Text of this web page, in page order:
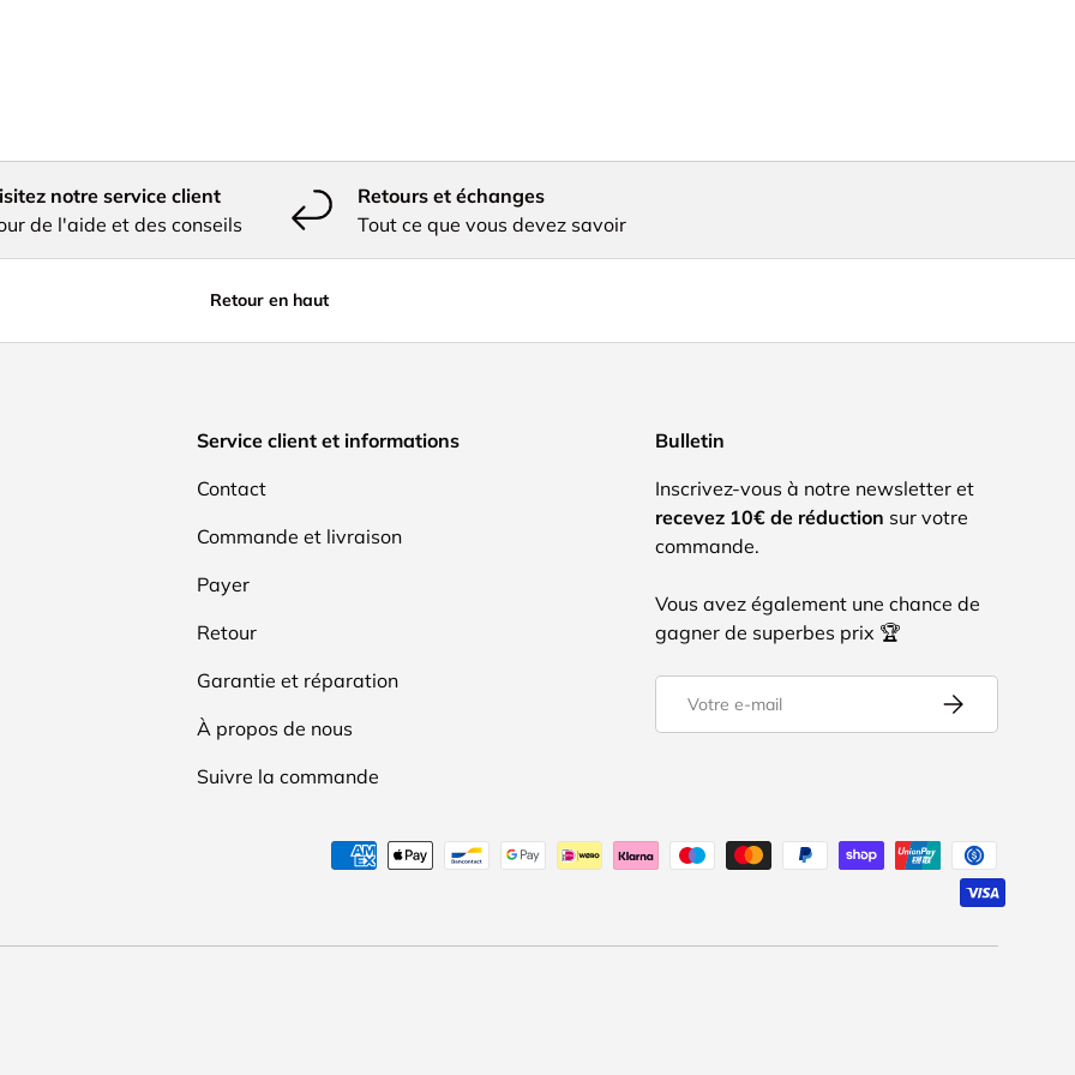
notre service client
de l'aide et des conseils
Retours et échanges
Tout ce que vous devez savoir
Retour en haut
Service client et informations
Contact
Commande et livraison
Payer
Retour
Garantie et réparation
À propos de nous
Suivre la commande
Bulletin
Inscrivez-vous à notre newsletter et
recevez 10€ de réduction sur votre
commande.
Vous avez également une chance de
gagner de superbes prix 🏆
S’inscrire
Moyens de paiement acceptés